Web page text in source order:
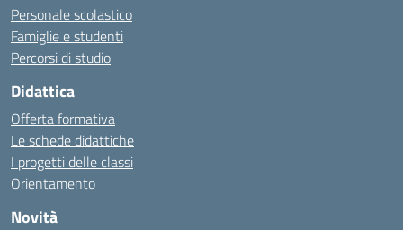
Personale scolastico
Famiglie e studenti
Percorsi di studio
Didattica
Offerta formativa
Le schede didattiche
I progetti delle classi
Orientamento
Novità